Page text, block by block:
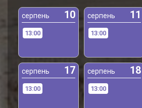
серпень 10
13:00
серпень 11
13:00
серпень 17
13:00
серпень 18
13:00